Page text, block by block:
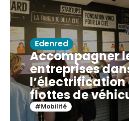
Edenred
Accompagner
entreprises
l’électrification
flottes de
#Mobilité